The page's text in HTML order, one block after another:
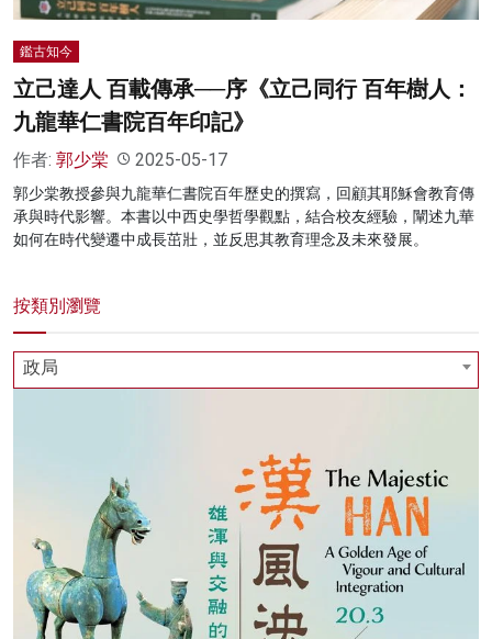
鑑古知今
立己達人 百載傳承──序《立己同行 百年樹人：
九龍華仁書院百年印記》
作者: 郭少棠 2025-05-17
郭少棠教授參與九龍華仁書院百年歷史的撰寫，回顧其耶穌會教育傳
承與時代影響。本書以中西史學哲學觀點，結合校友經驗，闡述九華
如何在時代變遷中成長茁壯，並反思其教育理念及未來發展。
按類別瀏覽
政局